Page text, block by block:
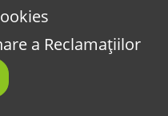
a Reclamațiilor